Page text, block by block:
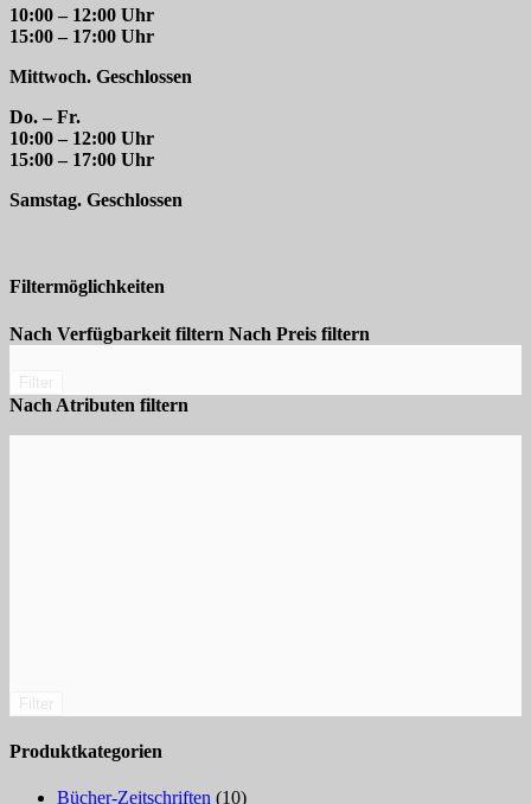
10:00 – 12:00 Uhr
15:00 – 17:00 Uhr
Mittwoch. Geschlossen
Do. – Fr.
10:00 – 12:00 Uhr
15:00 – 17:00 Uhr
Samstag. Geschlossen
Filtermöglichkeiten
Nach Verfügbarkeit filtern Nach Preis filtern
Nach Atributen filtern
Produktkategorien
Bücher-Zeitschriften (10)